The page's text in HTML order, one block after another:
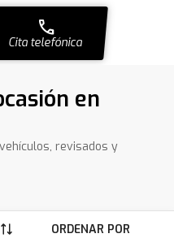
call
Cita telefónica
en
revisados y
ORDENAR POR